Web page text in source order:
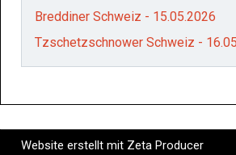
Breddiner Schweiz - 15.05.2026
Tzschetzschnower Schweiz -
Website erstellt mit Zeta Producer